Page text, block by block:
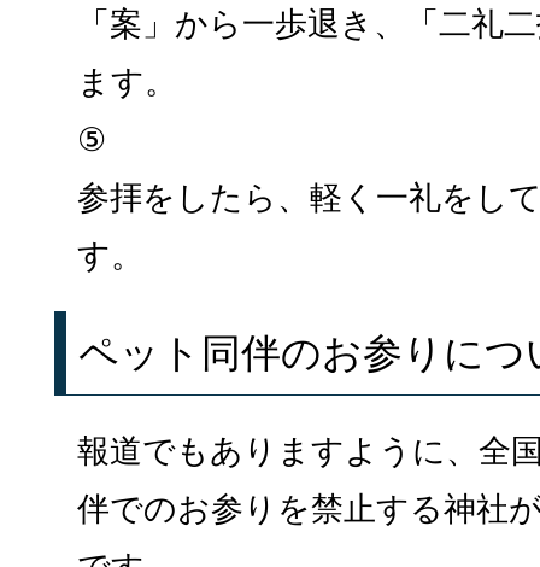
「案」から一歩退き、「二礼
ます。
⑤
参拝をしたら、軽く一礼をし
す。
ペット同伴のお参りにつ
報道でもありますように、全
伴でのお参りを禁止する神社